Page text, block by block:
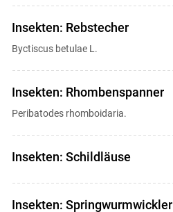
Insekten: Rebstecher
Byctiscus betulae L.
Insekten: Rhombenspanner
Peribatodes rhomboidaria.
Insekten: Schildläuse
Insekten: Springwurmwickler